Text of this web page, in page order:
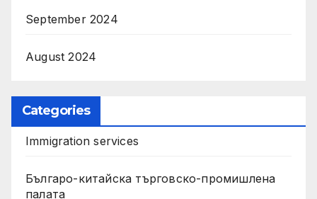
September 2024
August 2024
Categories
Immigration services
Българо-китайска търговско-промишлена
палата